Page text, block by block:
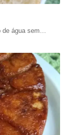
de água sem